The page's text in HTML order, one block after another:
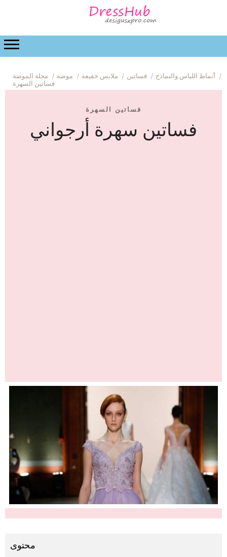
موضة
مجلة الموضة موضة ملابس خفيفة فساتين
أنماط اللباس والنماذج
فساتين السهرة
فساتين السهرة
فساتين سهرة أرجواني
محتوى